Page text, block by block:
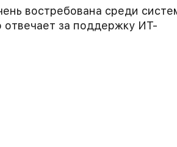
востребована среди
отвечает за поддержку ИТ-